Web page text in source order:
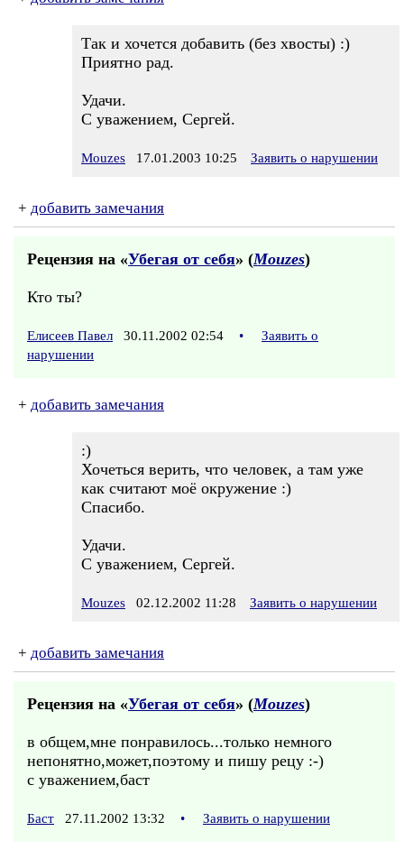
Так и хочется добавить (без хвосты) :)
Приятно рад.
Удачи.
С уважением, Сергей.
Mouzes 17.01.2003 10:25 Заявить о нарушении
+ добавить замечания
Рецензия на «Убегая от себя» (Mouzes)
Кто ты?
Елисеев Павел 30.11.2002 02:54 •
Заявить о
нарушении
+ добавить замечания
:)
Хочеться верить, что человек, а там уже
как считают моё окружение :)
Спасибо.
Удачи.
С уважением, Сергей.
Mouzes 02.12.2002 11:28 Заявить о нарушении
+ добавить замечания
Рецензия на «Убегая от себя» (Mouzes)
в общем,мне понравилось...только немного
непонятно,может,поэтому и пишу рецу :-)
с уважением,баст
Баст 27.11.2002 13:32 • Заявить о нарушении